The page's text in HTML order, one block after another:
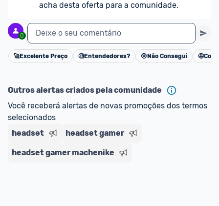
acha desta oferta para a comunidade.
0 Deixe o seu comentário
Cancelar
🚀Excelente Preço 🧐Entendedores? 😢 Não Consegui 🤩
Outros alertas criados pela comunidade
Você receberá alertas de novas promoções dos termos
selecionados
headset
headset gamer
headset gamer machenike